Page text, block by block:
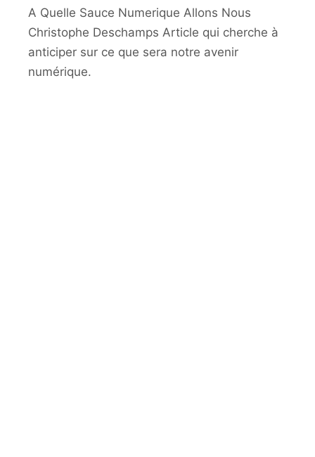
A Quelle Sauce Numerique Allons Nous
Christophe Deschamps Article qui cherche à
anticiper sur ce que sera notre avenir
numérique.